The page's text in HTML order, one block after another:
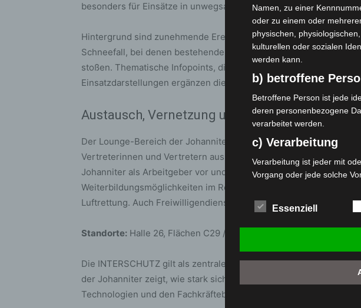
besonders für Einsätze in unwegsamem Gelände oder bei
Hintergrund sind zunehmende Ereignisse wie Starkregen,
Schneefall, bei denen bestehende Einheiten im
stoßen. Thematische Infopoints, digitale Inhalte auf Tablets sowie
Einsatzdarstellungen ergänzen die Präsentation am Messestand.
Austausch, Vernetzung und Karrierechancen
Der Lounge-Bereich der Johanniter bietet Raum für fachlichen
Vertreterinnen und Vertretern aus Praxis, Politik und Verwaltung.
Johanniter als Arbeitgeber vor und informieren über Einstiegs-,
Weiterbildungsmöglichkeiten im Rettungsdienst,
Luftrettung. Auch Freiwilligendienste und ehrenamtliches
Standorte: Halle 26, Flächen C29 / B29 / B37
Die INTERSCHUTZ gilt als zentrale Plattform für Innovationen im
der Johanniter zeigt, wie stark sich Hilfsorganisationen auf neue
Technologien und den Fachkräftebedarf einstellen müssen.
Namen, zu einer
oder zu einem oder
physischen,
kulturellen oder sozialen
werden kann.
b) betroffene
Betroffene Person ist jede
deren personenbezogene
verarbeitet werden.
c) Verarbeitung
Verarbeitung ist jeder mit
Vorgang oder jede solche
das Ordnen, die
das Abfragen, die
oder eine andere Form der
die Einschränkung, das
d) Einschränkung
Einschränkung der
Essenziell